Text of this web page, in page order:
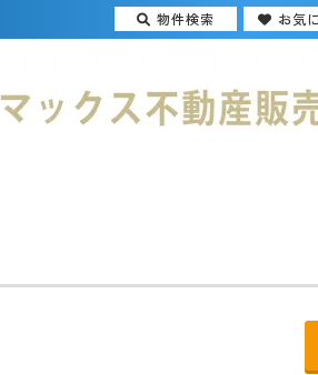
物件検索 お気